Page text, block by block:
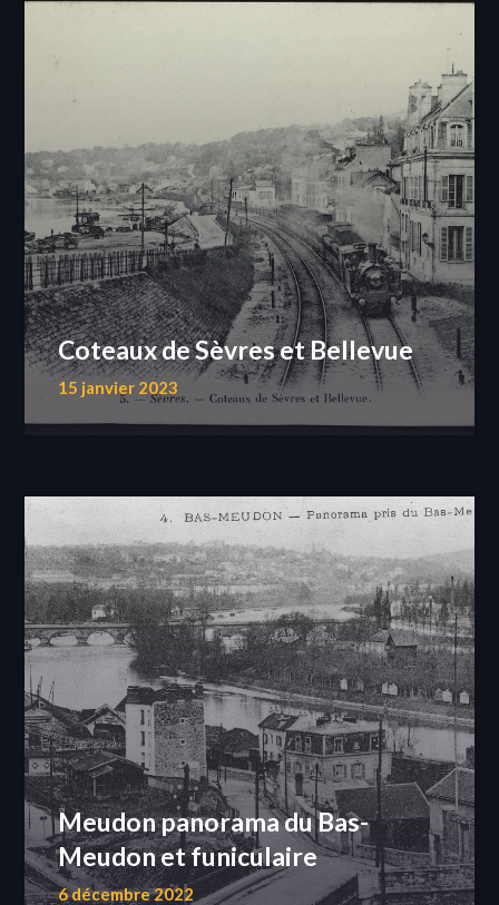
Coteaux de Sèvres et Bellevue
15 janvier 2023
Meudon panorama du Bas-
Meudon et funiculaire
6 décembre 2022